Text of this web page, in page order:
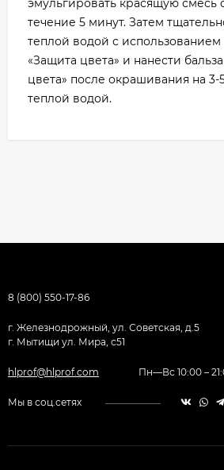
эмульгировать красящую смесь
течение 5 минут. Затем
теплой водой с
«Защита цвета» и нанести
цвета» после окрашивания на 3-
теплой водой.
8 (800) 550-17-86
г. Железнодрожный, ул. Советская, д.5
г. Мытищи ул. Мира, с51
hlprof@hlprof.com Пн—Вс 10:00 –
Мы в соц.сетях